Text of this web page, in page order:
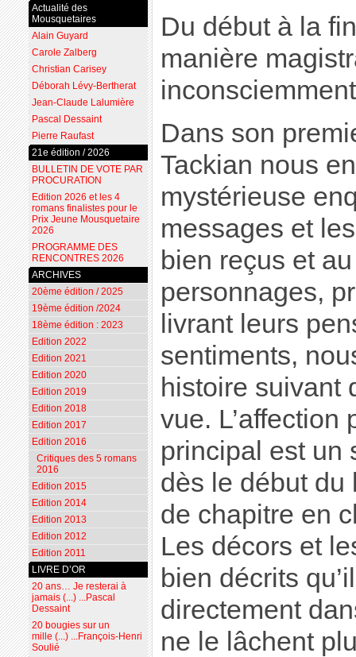
Du début à la
manière
Dans son
Tackian nous
mystérieuse
messages et
bien reçus et
personnages,
livrant leurs
sentiments,
histoire suivant
vue. L’affection
principal est un
dès le début du
de chapitre en
Les décors et
bien décrits
directement
ne le lâchent
Actualité des
Mousquetaires
Alain Guyard
Carole Zalberg
Christian Carisey
Déborah Lévy-Bertherat
Jean-Claude Lalumière
Pascal Dessaint
Pierre Raufast
21e édition / 2026
BULLETIN DE VOTE PAR
PROCURATION
Edition 2026 et les 4
romans finalistes pour le
Prix Jeune Mousquetaire
2026
PROGRAMME DES
RENCONTRES 2026
ARCHIVES
20ème édition / 2025
19ème édition /2024
18ème édition : 2023
Edition 2022
Edition 2021
Edition 2020
Edition 2019
Edition 2018
Edition 2017
Edition 2016
Critiques des 5 romans
2016
Edition 2015
Edition 2014
Edition 2013
Edition 2012
Edition 2011
LIVRE D’OR
20 ans… Je resterai à
jamais (...) ...Pascal
Dessaint
20 bougies sur un
mille (...) ...François-Henri
Soulié